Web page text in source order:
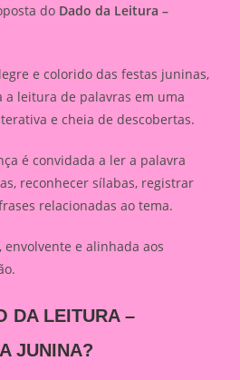
do Dado da Leitura –
e colorido das festas juninas,
a leitura de palavras em uma
e cheia de descobertas.
é convidada a ler a palavra
reconhecer sílabas, registrar
relacionadas ao tema.
e alinhada aos
DA LEITURA –
JUNINA?